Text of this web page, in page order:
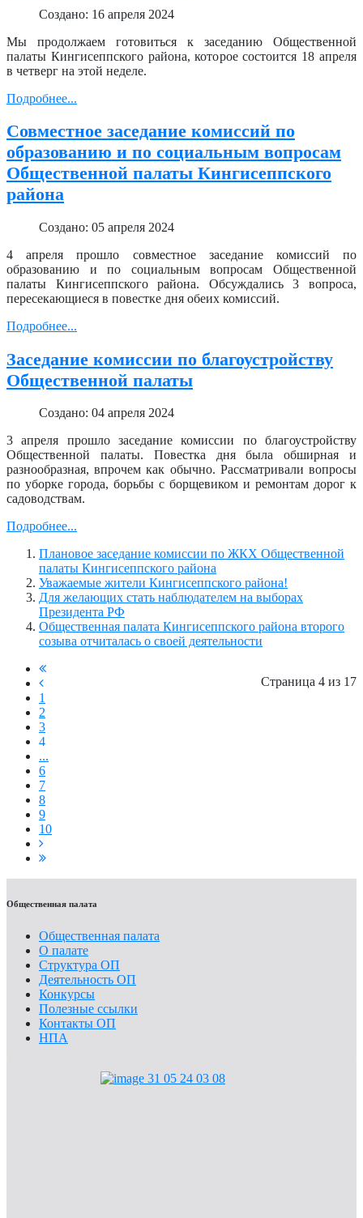
Создано: 16 апреля 2024
Мы продолжаем готовиться к заседанию Общественной
палаты Кингисеппского района, которое состоится 18 апреля
в четверг на этой неделе.
Подробнее...
Совместное заседание комиссий по
образованию и по социальным вопросам
Общественной палаты Кингисеппского
района
Создано: 05 апреля 2024
4 апреля прошло совместное заседание комиссий по
образованию и по социальным вопросам Общественной
палаты Кингисеппского района. Обсуждались 3 вопроса,
пересекающиеся в повестке дня обеих комиссий.
Подробнее...
Заседание комиссии по благоустройству
Общественной палаты
Создано: 04 апреля 2024
3 апреля прошло заседание комиссии по благоустройству
Общественной палаты. Повестка дня была обширная и
разнообразная, впрочем как обычно. Рассматривали вопросы
по уборке города, борьбы с борщевиком и ремонтам дорог к
садоводствам.
Подробнее...
Плановое заседание комиссии по ЖКХ Общественной
палаты Кингисеппского района
Уважаемые жители Кингисеппского района!
Для желающих стать наблюдателем на выборах
Президента РФ
Общественная палата Кингисеппского района второго
созыва отчиталась о своей деятельности
Страница 4 из 17
1
2
3
4
...
6
7
8
9
10
Общественная палата
Общественная палата
О палате
Структура ОП
Деятельность ОП
Конкурсы
Полезные ссылки
Контакты ОП
НПА